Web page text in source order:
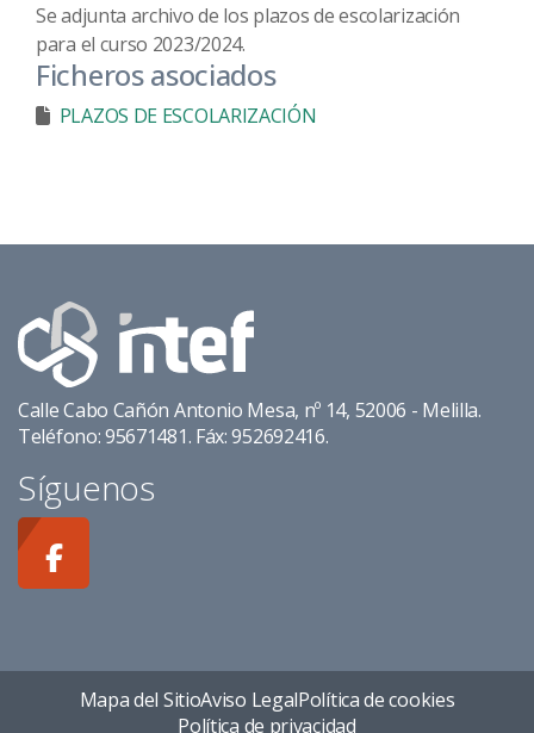
Se adjunta archivo de los plazos de escolarización
para el curso 2023/2024.
Ficheros asociados
PLAZOS DE ESCOLARIZACIÓN
Calle Cabo Cañón Antonio Mesa, nº 14, 52006 - Melilla.
Teléfono: 95671481. Fáx: 952692416.
Síguenos
Mapa del SitioAviso LegalPolítica de cookies
Política de privacidad